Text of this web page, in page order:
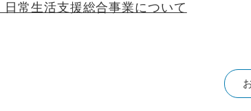
常生活支援総合事業について